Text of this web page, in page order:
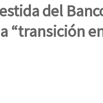
“Guerra contra a
contra a Humanidade” (As
del
“transición